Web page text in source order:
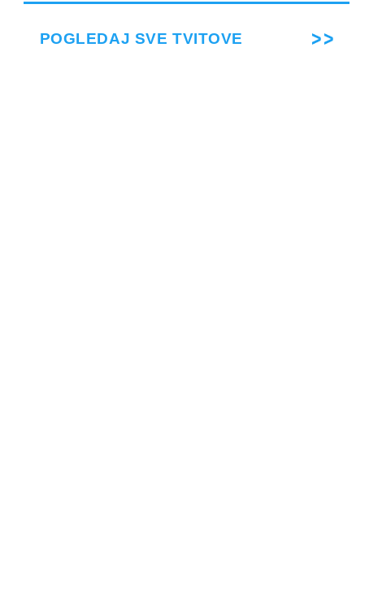
POGLEDAJ SVE TVITOVE